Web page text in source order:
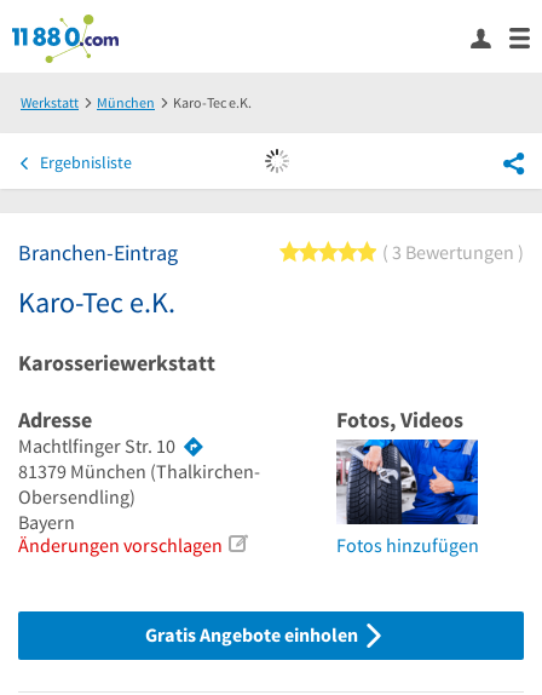
Werkstatt München Karo-Tec e.K.
Ergebnisliste
Branchen-Eintrag 5 von 5 Sternen
3 Bewertungen
Karo-Tec e.K.
Karosseriewerkstatt
Adresse
Machtlfinger Str. 10
81379 München (Thalkirchen-
Obersendling)
Bayern
Änderungen vorschlagen
Fotos, Videos
Fotos hinzufügen
Gratis Angebote einholen